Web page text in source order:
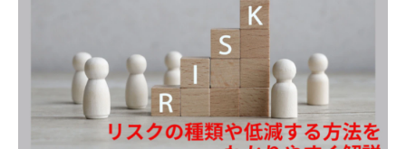
セミナー／イベント
eBooks
お役立ち情報